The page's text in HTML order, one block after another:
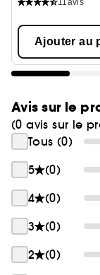
11avis
Ajouter au
Avis sur le
(0 avis sur le
Tous (0)
5
(0)
4
(0)
3
(0)
2
(0)